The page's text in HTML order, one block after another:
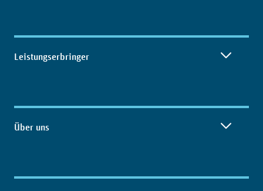
Leistungserbringer
Über uns